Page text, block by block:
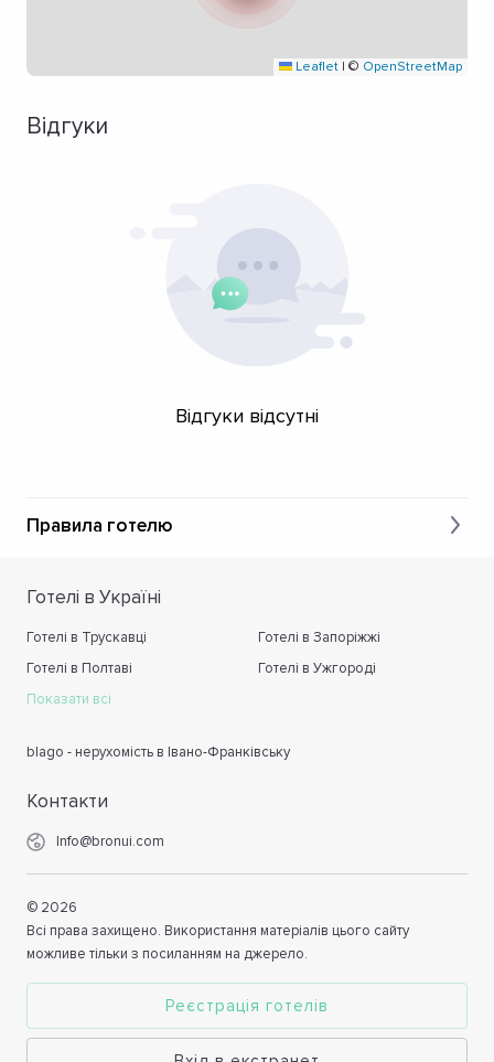
Leaflet | © OpenStreetMap
Відгуки
Відгуки відсутні
Правила готелю
Готелі в Україні
Готелі в Трускавці
Готелі в Запоріжжі
Готелі в Полтаві
Готелі в Ужгороді
Показати всі
blago - нерухомість в Івано-Франківську
Контакти
Info@bronui.com
© 2026
Всі права захищено. Використання матеріалів цього сайту
можливе тільки з посиланням на джерело.
Реєстрація готелів